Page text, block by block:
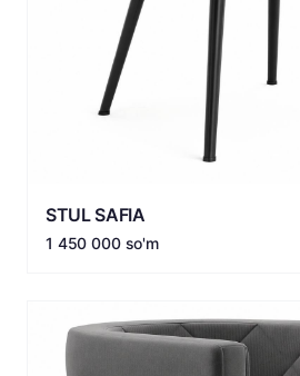
STUL SAFIA
1 450 000 so'm